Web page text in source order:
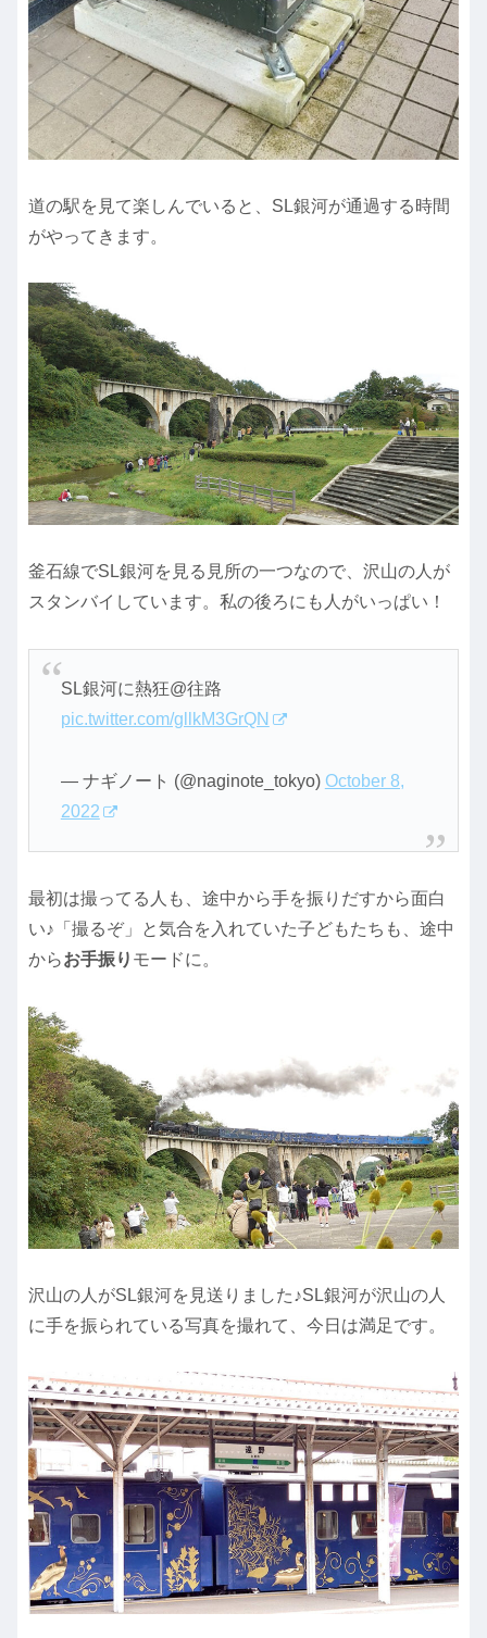
道の駅を見て楽しんでいると、SL銀河が通過する時間
がやってきます。
釜石線でSL銀河を見る見所の一つなので、沢山の人が
スタンバイしています。私の後ろにも人がいっぱい！
SL銀河に熱狂@往路
pic.twitter.com/gllkM3GrQN
— ナギノート (@naginote_tokyo) October 8,
2022
最初は撮ってる人も、途中から手を振りだすから面白
い♪「撮るぞ」と気合を入れていた子どもたちも、途中
からお手振り モードに。
沢山の人がSL銀河を見送りました♪SL銀河が沢山の人
に手を振られている写真を撮れて、今日は満足です。